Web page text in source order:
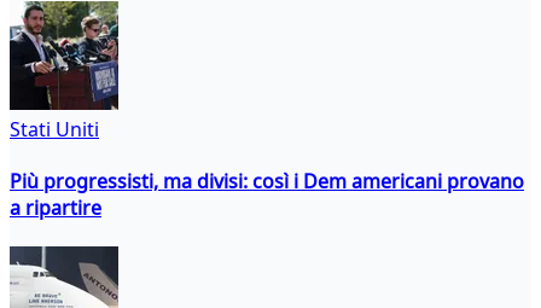
Stati Uniti
Più progressisti, ma divisi: così i Dem americani provano
a ripartire